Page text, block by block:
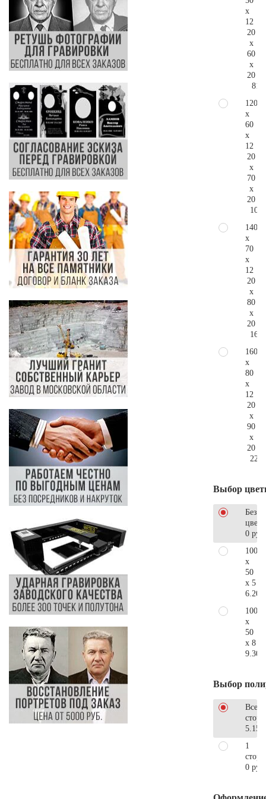
x
12
20
x
60
x
20
120
x
60
x
12
20
x
70
x
20
140
x
70
x
12
20
x
80
x
20
160
x
80
x
12
20
x
90
x
20
Выбор
Без
0 руб.
100
x
50
x 5
100
x
50
x 8
Выбор
Все
1
0 руб.